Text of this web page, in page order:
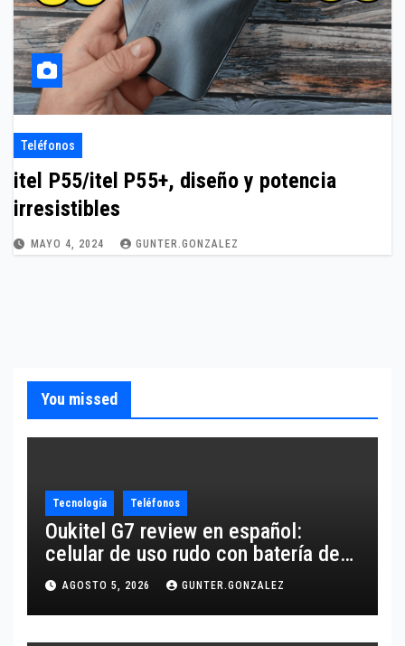
Teléfonos
itel P55/itel P55+, diseño y potencia
irresistibles
MAYO 4, 2024 GUNTER.GONZALEZ
You missed
Tecnología Teléfonos
Oukitel G7 review en español:
celular de uso rudo con batería de
10,600 mAh
AGOSTO 5, 2026 GUNTER.GONZALEZ